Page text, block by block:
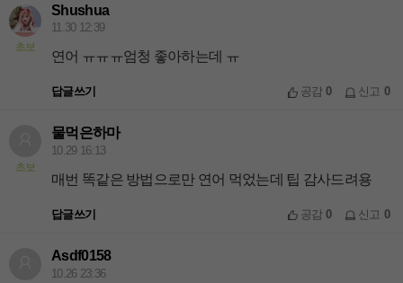
초보
Shushua
11.30 12:39
연어 ㅠㅠㅠ엄청 좋아하는데 ㅠ
답글쓰기 공감0 신고 0
초보
물먹은하마
10.29 16:13
매번 똑같은 방법으로만 연어 먹었는데 팁 감사드려용
답글쓰기 공감0 신고 0
Asdf0158
10.26 23:36